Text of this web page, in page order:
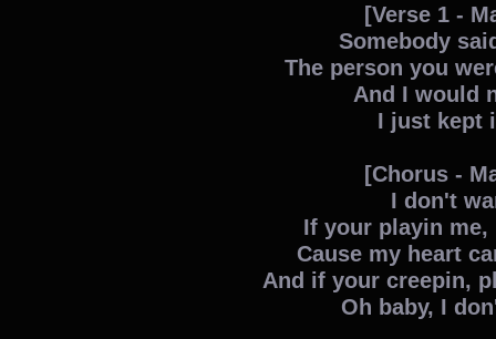
[Verse 1 -
Somebody
The person you
And I would
I just kept
[Chorus -
I don't
If your playin
Cause my heart
And if your creepin,
Oh baby, I